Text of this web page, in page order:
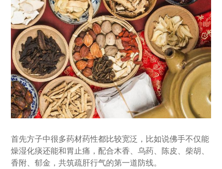
首先方子中很多药材药性都比较宽泛，比如说佛手不仅能
燥湿化痰还能和胃止痛，配合木香、乌药、陈皮、柴胡、
香附、郁金，共筑疏肝行气的第一道防线。